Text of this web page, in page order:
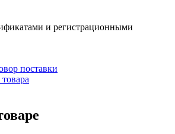
и регистрационными
поставки